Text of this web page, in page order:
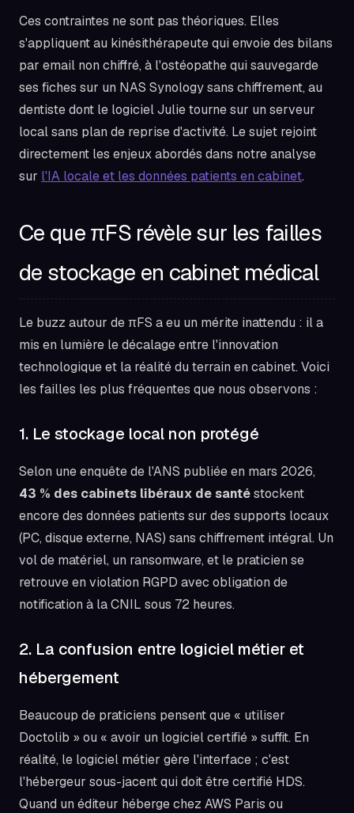
Ces contraintes ne sont pas théoriques. Elles
s'appliquent au kinésithérapeute qui envoie des bilans
par email non chiffré, à l'ostéopathe qui sauvegarde
ses fiches sur un NAS Synology sans chiffrement, au
dentiste dont le logiciel Julie tourne sur un serveur
local sans plan de reprise d'activité. Le sujet rejoint
directement les enjeux abordés dans notre analyse
sur l'IA locale et les données patients en cabinet.
Ce que πFS révèle sur les failles
de stockage en cabinet médical
Le buzz autour de πFS a eu un mérite inattendu : il a
mis en lumière le décalage entre l'innovation
technologique et la réalité du terrain en cabinet. Voici
les failles les plus fréquentes que nous observons :
1. Le stockage local non protégé
Selon une enquête de l'ANS publiée en mars 2026,
43 % des cabinets libéraux de santéstockent
encore des données patients sur des supports locaux
(PC, disque externe, NAS) sans chiffrement intégral. Un
vol de matériel, un ransomware, et le praticien se
retrouve en violation RGPD avec obligation de
notification à la CNIL sous 72 heures.
2. La confusion entre logiciel métier et
hébergement
Beaucoup de praticiens pensent que « utiliser
Doctolib » ou « avoir un logiciel certifié » suffit. En
réalité, le logiciel métier gère l'interface ; c'est
l'hébergeur sous-jacent qui doit être certifié HDS.
Quand un éditeur héberge chez AWS Paris ou